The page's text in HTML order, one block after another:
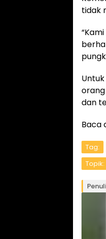
tidak
dan
Baca
Tag:
Topik: